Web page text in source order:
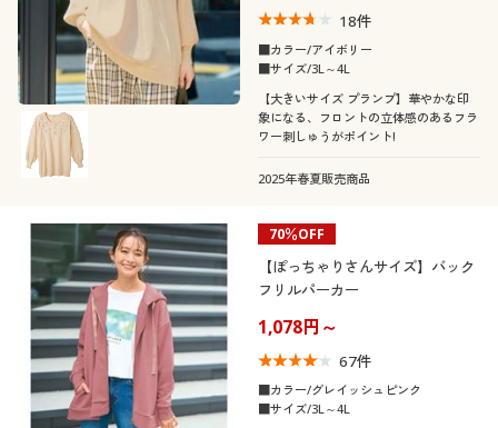
18件
■カラー/アイボリー
■サイズ/3L～4L
【大きいサイズ プランプ】華やかな印
象になる、フロントの立体感のあるフラ
ワー刺しゅうがポイント!
2025年春夏販売商品
70％OFF
【ぽっちゃりさんサイズ】バック
フリルパーカー
1,078円～
67件
■カラー/グレイッシュピンク
■サイズ/3L～4L